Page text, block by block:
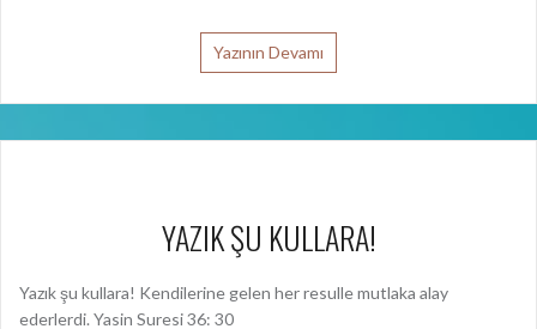
Yazının Devamı
YAZIK ŞU KULLARA!
Yazık şu kullara! Kendilerine gelen her resulle mutlaka alay
ederlerdi. Yasin Suresi 36: 30